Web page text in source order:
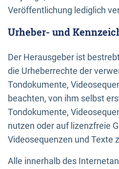
Veröffentlichung lediglich
Urheber- und
Der Herausgeber ist
die Urheberrechte der
Tondokumente,
beachten, von ihm selbst
Tondokumente,
nutzen oder auf lizenzfreie
Videosequenzen und Texte
Alle innerhalb des